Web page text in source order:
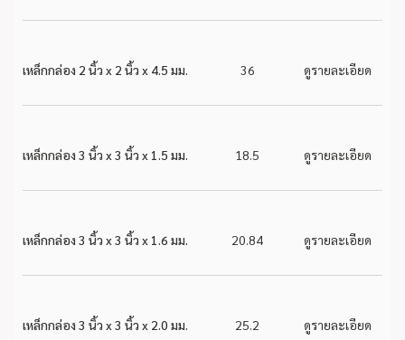
เหล็กกล่อง 2 นิ้ว x 2 นิ้ว x 4.5 มม. 36 ดูรายละเอียด
เหล็กกล่อง 3 นิ้ว x 3 นิ้ว x 1.5 มม. 18.5 ดูรายละเอียด
เหล็กกล่อง 3 นิ้ว x 3 นิ้ว x 1.6 มม. 20.84 ดูรายละเอียด
เหล็กกล่อง 3 นิ้ว x 3 นิ้ว x 2.0 มม. 25.2 ดูรายละเอียด